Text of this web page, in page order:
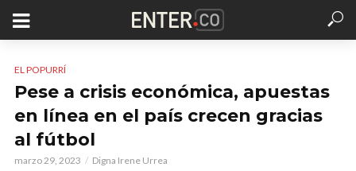
EL POPURRÍ
Pese a crisis económica, apuestas
en línea en el país crecen gracias
al fútbol
marzo 29, 2023 Digna Irene Urrea